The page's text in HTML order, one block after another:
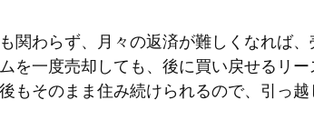
関わらず、月々の返済が難しくなれば
を一度売却しても、後に買い戻せるリ
もそのまま住み続けられるので、引っ越